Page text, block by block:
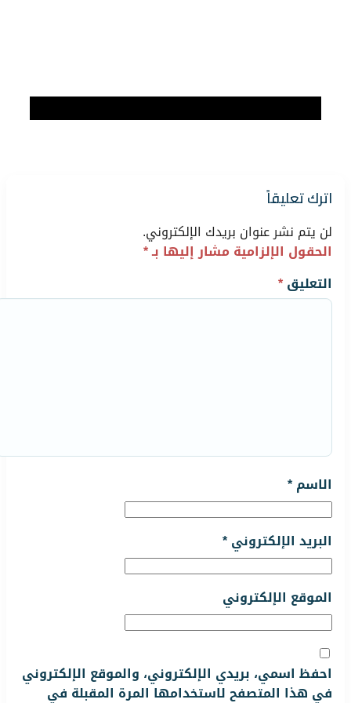
اترك تعليقاً
لن يتم نشر عنوان بريدك الإلكتروني.
الحقول الإلزامية مشار إليها بـ*
التعليق*
الاسم*
البريد الإلكتروني*
الموقع الإلكتروني
احفظ اسمي، بريدي الإلكتروني، والموقع الإلكتروني
في هذا المتصفح لاستخدامها المرة المقبلة في